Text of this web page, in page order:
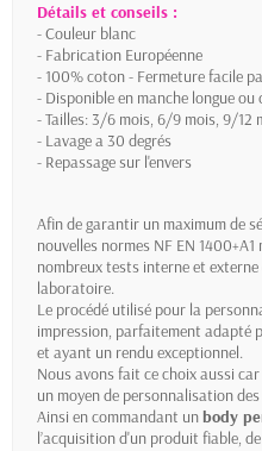
Détails et conseils :
- Couleur blanc
- Fabrication Européenne
- 100% coton - Fermeture facile
- Disponible en manche longue ou
- Tailles: 3/6 mois, 6/9 mois, 9/12
- Lavage a 30 degrés
- Repassage sur l'envers
Afin de garantir un maximum de
nouvelles normes NF EN
nombreux tests interne et
laboratoire.
Le procédé utilisé pour la
impression, parfaitement adapté
et ayant un rendu exceptionnel.
Nous avons fait ce choix aussi
un moyen de personnalisation
Ainsi en commandant un body
l’acquisition d'un produit fiable,